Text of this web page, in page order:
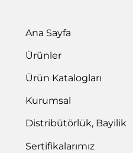
Ana Sayfa
Ürünler
Ürün Katalogları
Kurumsal
Distribütörlük, Bayilik
Sertifikalarımız